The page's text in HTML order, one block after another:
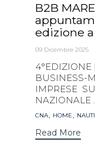
B2B
edizione
09 Dicembre 2025
4°EDIZIONE
BUSINESS-
IMPRESE
NAZIONALE
Tags
CNA, HOME ,
Read More